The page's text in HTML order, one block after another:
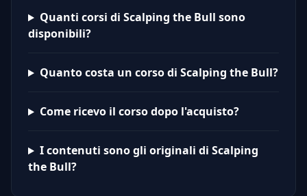
Quanti corsi di Scalping the Bull sono
disponibili?
Quanto costa un corso di Scalping the Bull?
Come ricevo il corso dopo l'acquisto?
I contenuti sono gli originali di Scalping
the Bull?